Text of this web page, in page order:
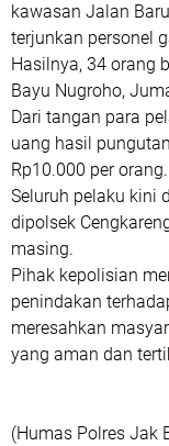
kawasan Jalan
terjunkan personel
Hasilnya, 34 orang
Bayu Nugroho,
Dari tangan para
uang hasil
Rp10.000 per orang.
Seluruh pelaku kini
dipolsek
masing.
Pihak kepolisian
penindakan
meresahkan
yang aman dan
(Humas Polres Jak